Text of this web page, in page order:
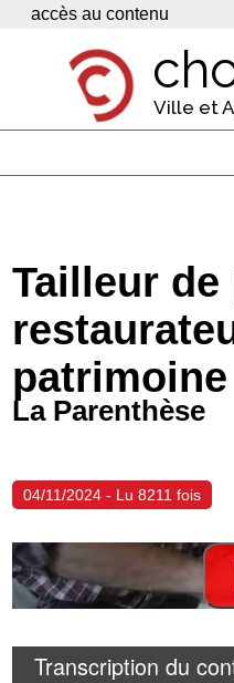
Panneau de gestion des cookies
accès au contenu
Ville et
Economie
Services
Contacts
Tailleur de
patrimoine
La Parenthèse
04/11/2024 - Lu 8211 fois
Transcription du